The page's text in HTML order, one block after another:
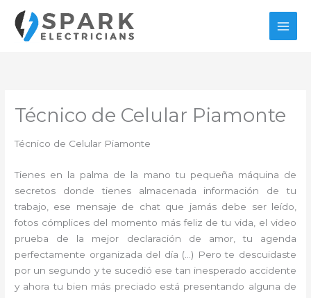
contenido
Técnico de Celular Piamonte
Técnico de Celular Piamonte
Tienes en la palma de la mano tu pequeña máquina de
secretos donde tienes almacenada información de tu
trabajo, ese mensaje de chat que jamás debe ser leído,
fotos cómplices del momento más feliz de tu vida, el video
prueba de la mejor declaración de amor, tu agenda
perfectamente organizada del día (…) Pero te descuidaste
por un segundo y te sucedió ese tan inesperado accidente
y ahora tu bien más preciado está presentando alguna de